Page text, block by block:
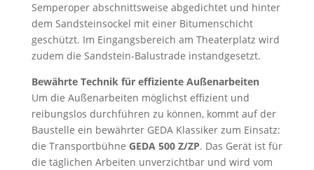
Semperoper abschnittsweise abgedichtet und hinter
dem Sandsteinsockel mit einer Bitumenschicht
geschützt. Im Eingangsbereich am Theaterplatz wird
zudem die Sandstein-Balustrade instandgesetzt.
Bewährte Technik für effiziente Außenarbeiten
Um die Außenarbeiten möglichst effizient und
reibungslos durchführen zu können, kommt auf der
Baustelle ein bewährter GEDA Klassiker zum Einsatz:
die Transportbühne GEDA 500 Z/ZP. Das Gerät ist für
die täglichen Arbeiten unverzichtbar und wird vom